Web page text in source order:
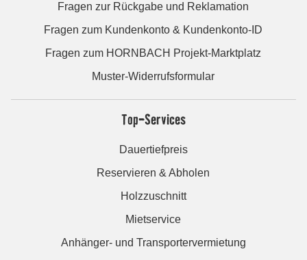
Fragen zur Rückgabe und Reklamation
Fragen zum Kundenkonto & Kundenkonto-ID
Fragen zum HORNBACH Projekt-Marktplatz
Muster-Widerrufsformular
Top-Services
Dauertiefpreis
Reservieren & Abholen
Holzzuschnitt
Mietservice
Anhänger- und Transportervermietung